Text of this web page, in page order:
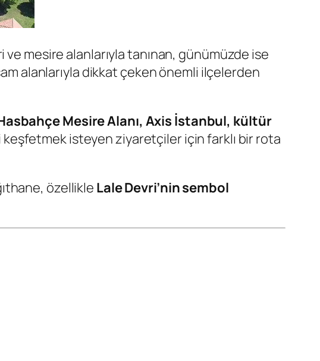
mesire alanlarıyla tanınan, günümüzde ise
alanlarıyla dikkat çeken önemli ilçelerden
Mesire Alanı, Axis İstanbul, kültür
keşfetmek isteyen ziyaretçiler için farklı bir rota
özellikle Lale Devri’nin sembol